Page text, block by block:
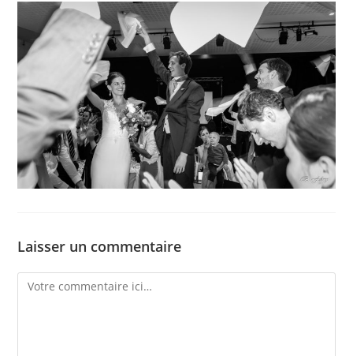
Laisser un commentaire
Comment